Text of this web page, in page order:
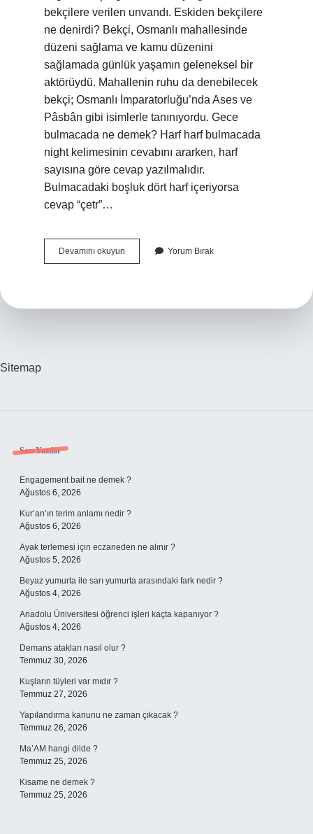
bekçilere verilen unvandı. Eskiden bekçilere
ne denirdi? Bekçi, Osmanlı mahallesinde
düzeni sağlama ve kamu düzenini
sağlamada günlük yaşamın geleneksel bir
aktörüydü. Mahallenin ruhu da denebilecek
bekçi; Osmanlı İmparatorluğu’nda Ases ve
Pâsbân gibi isimlerle tanınıyordu. Gece
bulmacada ne demek? Harf harf bulmacada
night kelimesinin cevabını ararken, harf
sayısına göre cevap yazılmalıdır.
Bulmacadaki boşluk dört harf içeriyorsa
cevap “çetr”…
Devamını okuyun Bulmacada
Gece
Yorum Bırak
Sitemap
Sidebar
Son Yazılar
Engagement bait ne demek ?
Ağustos 6, 2026
Kur’an’ın terim anlamı nedir ?
Ağustos 6, 2026
Ayak terlemesi için eczaneden ne alınır ?
Ağustos 5, 2026
Beyaz yumurta ile sarı yumurta arasındaki fark nedir ?
Ağustos 4, 2026
Anadolu Üniversitesi öğrenci işleri kaçta kapanıyor ?
Ağustos 4, 2026
Demans atakları nasıl olur ?
Temmuz 30, 2026
Kuşların tüyleri var mıdır ?
Temmuz 27, 2026
Yapılandırma kanunu ne zaman çıkacak ?
Temmuz 26, 2026
Ma’AM hangi dilde ?
Temmuz 25, 2026
Kisame ne demek ?
Temmuz 25, 2026